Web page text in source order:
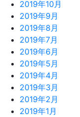
2019年10月
2019年9月
2019年8月
2019年7月
2019年6月
2019年5月
2019年4月
2019年3月
2019年2月
2019年1月